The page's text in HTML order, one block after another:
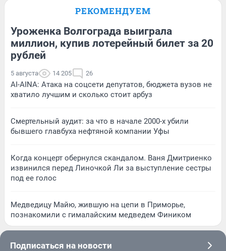
РЕКОМЕНДУЕМ
Уроженка Волгограда выиграла
миллион, купив лотерейный билет за 20
рублей
5 августа 14 205 26
AI-AINA: Атака на соцсети депутатов, бюджета вузов не
хватило лучшим и сколько стоит арбуз
Смертельный аудит: за что в начале 2000-х убили
бывшего главбуха нефтяной компании Уфы
Когда концерт обернулся скандалом. Ваня Дмитриенко
извинился перед Линочкой Ли за выступление сестры
под ее голос
Медведицу Майю, жившую на цепи в Приморье,
познакомили с гималайским медведем Фиником
Подписаться на новости